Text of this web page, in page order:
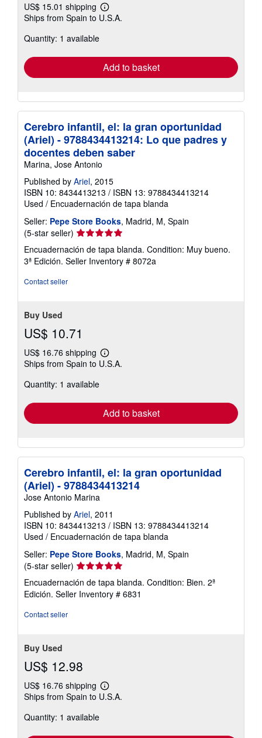
US$ 15.01 shipping
Learn
more
Ships from Spain to U.S.A.
Quantity: 1 available
Add to basket
Cerebro infantil, el: la gran oportunidad
(Ariel) - 9788434413214: Lo que padres y
docentes deben saber
Marina, Jose Antonio
Published by Ariel, 2015
ISBN 10: 8434413213 / ISBN 13: 9788434413214
Used / Encuadernación de tapa blanda
Seller: Pepe Store Books, Madrid, M, Spain
(5-star seller) Seller
rating
5
out
Encuadernación de tapa blanda. Condition: Muy bueno.
3ª Edición. Seller Inventory # 8072a
Contact seller
Buy Used
US$ 10.71
US$ 16.76 shipping
Learn
more
Ships from Spain to U.S.A.
Quantity: 1 available
Add to basket
Cerebro infantil, el: la gran oportunidad
(Ariel) - 9788434413214
Jose Antonio Marina
Published by Ariel, 2011
ISBN 10: 8434413213 / ISBN 13: 9788434413214
Used / Encuadernación de tapa blanda
Seller: Pepe Store Books, Madrid, M, Spain
(5-star seller) Seller
rating
5
out
Encuadernación de tapa blanda. Condition: Bien. 2ª
Edición. Seller Inventory # 6831
Contact seller
Buy Used
US$ 12.98
US$ 16.76 shipping
Learn
more
Ships from Spain to U.S.A.
Quantity: 1 available